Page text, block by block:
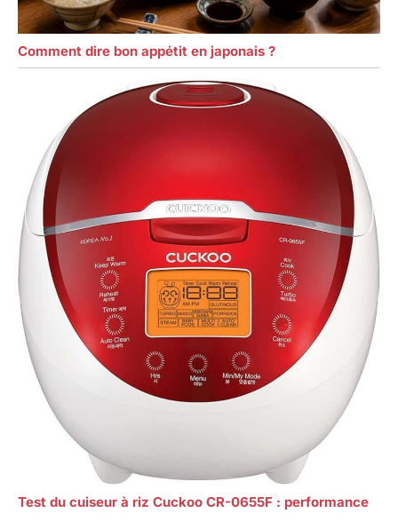
Comment dire bon appétit en japonais ?
Test du cuiseur à riz Cuckoo CR-0655F : performance